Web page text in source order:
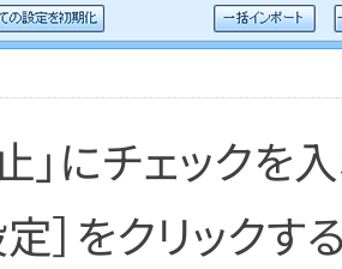
」にチェック
定］をクリックす